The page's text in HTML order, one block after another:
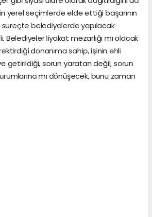
yerel seçimlerde elde ettiği başarının
süreçte belediyelerde yapılacak
Belediyeler liyakat mezarlığı mı olacak
donanıma sahip, işinin ehli
getirildiği, sorun yaratan değil, sorun
mı dönüşecek, bunu zaman